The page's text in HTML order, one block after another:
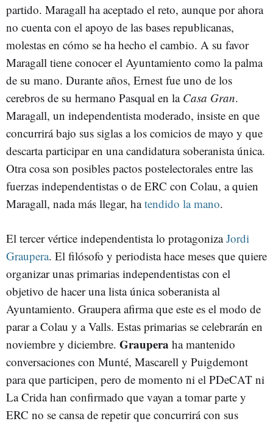
partido. Maragall ha aceptado el reto, aunque por ahora
no cuenta con el apoyo de las bases republicanas,
molestas en cómo se ha hecho el cambio. A su favor
Maragall tiene conocer el Ayuntamiento como la palma
de su mano. Durante años, Ernest fue uno de los
cerebros de su hermano Pasqual en la Casa Gran.
Maragall, un independentista moderado, insiste en que
concurrirá bajo sus siglas a los comicios de mayo y que
descarta participar en una candidatura soberanista única.
Otra cosa son posibles pactos postelectorales entre las
fuerzas independentistas o de ERC con Colau, a quien
Maragall, nada más llegar, hatendido la mano.
El tercer vértice independentista lo protagonizaJordi
Graupera. El filósofo y periodista hace meses que quiere
organizar unas primarias independentistas con el
objetivo de hacer una lista única soberanista al
Ayuntamiento. Graupera afirma que este es el modo de
parar a Colau y a Valls. Estas primarias se celebrarán en
noviembre y diciembre. Graupera ha mantenido
conversaciones con Munté, Mascarell y Puigdemont
para que participen, pero de momento ni el PDeCAT ni
La Crida han confirmado que vayan a tomar parte y
ERC no se cansa de repetir que concurrirá con sus